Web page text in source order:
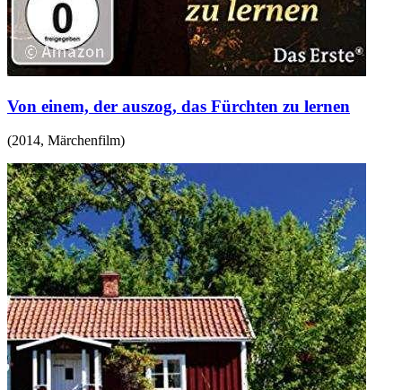
Von einem, der auszog, das Fürchten zu lernen
(2014, Märchenfilm)